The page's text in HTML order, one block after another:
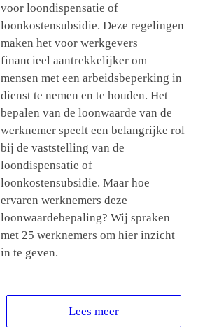
voor loondispensatie of
loonkostensubsidie. Deze regelingen
maken het voor werkgevers
financieel aantrekkelijker om
mensen met een arbeidsbeperking in
dienst te nemen en te houden. Het
bepalen van de loonwaarde van de
werknemer speelt een belangrijke rol
bij de vaststelling van de
loondispensatie of
loonkostensubsidie. Maar hoe
ervaren werknemers deze
loonwaardebepaling? Wij spraken
met 25 werknemers om hier inzicht
in te geven.
Lees meer